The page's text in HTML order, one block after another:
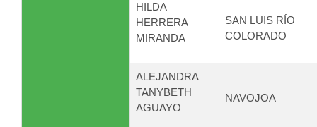
HILDA
HERRERA
MIRANDA
SAN LUIS RÍO
COLORADO
ALEJANDRA
TANYBETH
AGUAYO
NAVOJOA